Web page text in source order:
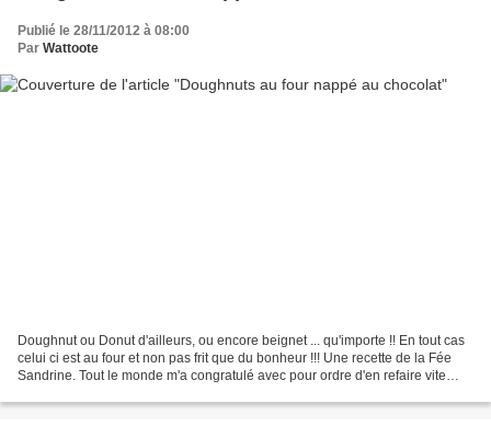
Publié le 28/11/2012 à 08:00
Par Wattoote
Doughnut ou Donut d'ailleurs, ou encore beignet ... qu'importe !! En tout cas
celui ci est au four et non pas frit que du bonheur !!! Une recette de la Fée
Sandrine. Tout le monde m'a congratulé avec pour ordre d'en refaire vite